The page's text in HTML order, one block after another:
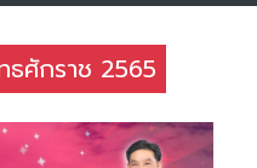
ศักราช 2565